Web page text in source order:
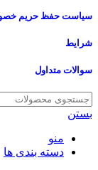
سیاست حفظ حریم
شرایط
سوالات متداول
بستن
منو
دسته بندی ها